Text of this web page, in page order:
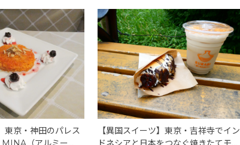
東京・神田のパレス
【異国スイーツ】東京・吉祥寺でイン